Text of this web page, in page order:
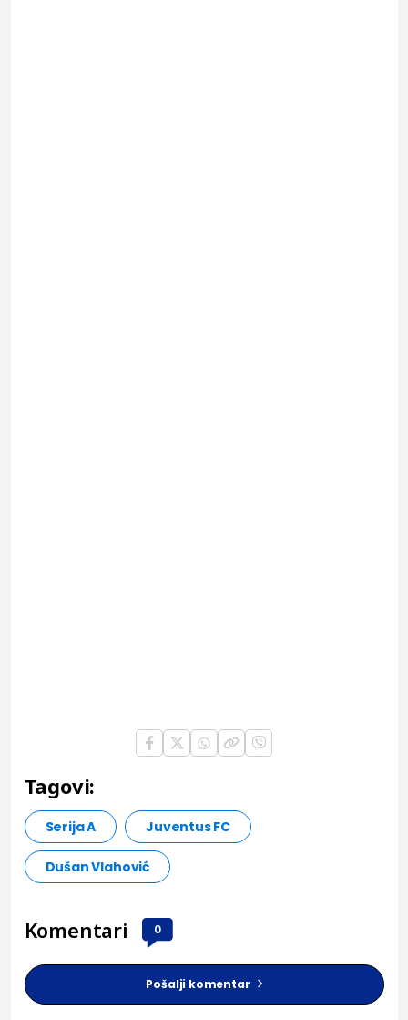
Tagovi:
Serija A Juventus FC
Dušan Vlahović
Komentari 0
Pošalji komentar